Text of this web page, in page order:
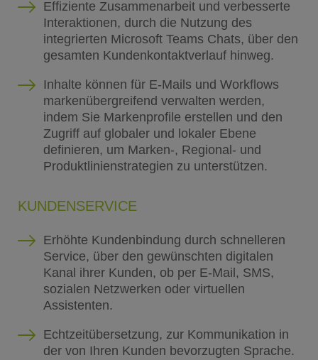
Effiziente Zusammenarbeit und verbesserte
Interaktionen, durch die Nutzung des
integrierten Microsoft Teams Chats, über den
gesamten Kundenkontaktverlauf hinweg.
Inhalte können für E-Mails und Workflows
markenübergreifend verwalten werden,
indem Sie Markenprofile erstellen und den
Zugriff auf globaler und lokaler Ebene
definieren, um Marken-, Regional- und
Produktlinienstrategien zu unterstützen.
KUNDENSERVICE
Erhöhte Kundenbindung durch schnelleren
Service, über den gewünschten digitalen
Kanal ihrer Kunden, ob per E-Mail, SMS,
sozialen Netzwerken oder virtuellen
Assistenten.
Echtzeitübersetzung, zur Kommunikation in
der von Ihren Kunden bevorzugten Sprache.